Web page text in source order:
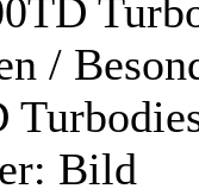
/
Bild